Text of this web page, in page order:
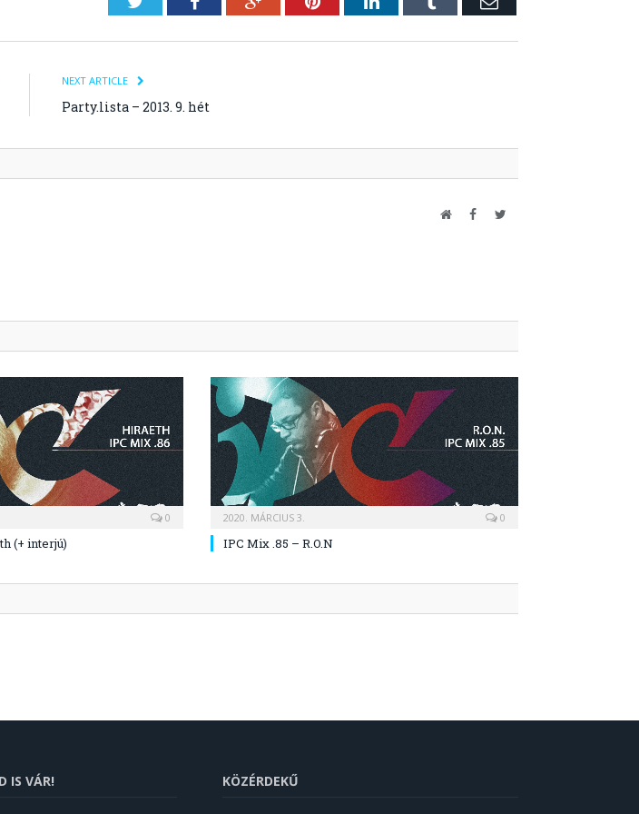
NEXT ARTICLE
Party.lista – 2013. 9. hét
WebsiteFacebookTwitter
0
(+ interjú)
2020. MÁRCIUS 3. 0
IPC Mix .85 – R.O.N
IS VÁR! KÖZÉRDEKŰ